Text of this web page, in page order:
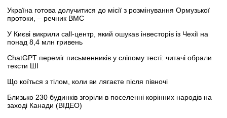
Україна готова долучитися до місії з розмінування Ормузької
протоки, – речник ВМС
У Києві викрили call-центр, який ошукав інвесторів із Чехії на
понад 8,4 млн гривень
ChatGPT переміг письменників у сліпому тесті: читачі обрали
тексти ШІ
Що коїться з тілом, коли ви лягаєте після півночі
Близько 230 будинків згоріли в поселенні корінних народів на
заході Канади (ВІДЕО)